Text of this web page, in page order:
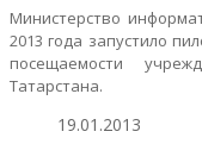
Министерство
2013 года запустило
посещаемости
Татарстана.
19.01.2013